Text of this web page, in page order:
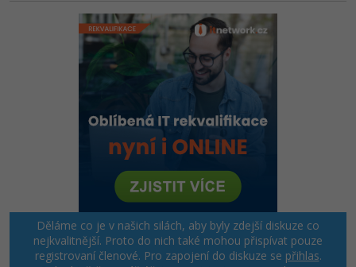
Děláme co je v našich silách, aby byly zdejší diskuze co
nejkvalitnější. Proto do nich také mohou přispívat pouze
registrovaní členové. Pro zapojení do diskuze se přihlas.